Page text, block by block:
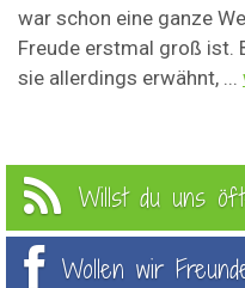
war schon eine ganze
Freude erstmal groß ist.
sie allerdings erwähnt, ...
Willst du uns
Wollen wir